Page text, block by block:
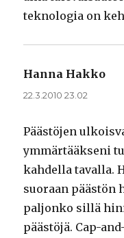
teknologia on
Hanna Hakko
22.3.2010 23.02
Päästöjen
ymmärtääkseni
kahdella tavalla.
suoraan päästön
paljonko sillä
päästöjä. Cap-